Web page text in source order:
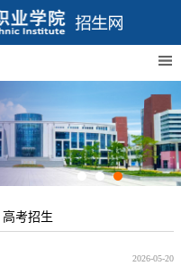
高考招生
2026-05-20